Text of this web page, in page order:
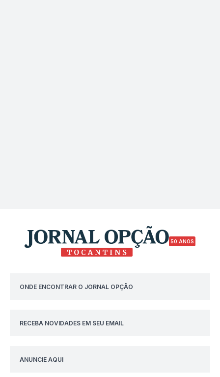
50 ANOS
ONDE ENCONTRAR O JORNAL OPÇÃO
RECEBA NOVIDADES EM SEU EMAIL
ANUNCIE AQUI